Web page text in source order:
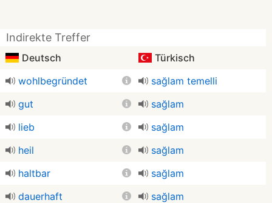
Indirekte Treffer
Deutsch
Türkisch
wohlbegründet
sağlam temelli
gut
sağlam
lieb
sağlam
heil
sağlam
haltbar
sağlam
dauerhaft
sağlam